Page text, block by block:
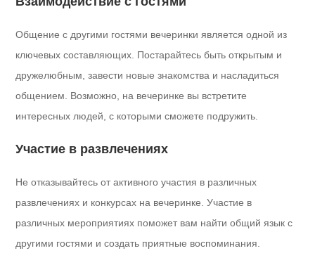
Общение с другими гостями вечеринки является одной из
ключевых составляющих. Постарайтесь быть открытым и
дружелюбным, завести новые знакомства и насладиться
общением. Возможно, на вечеринке вы встретите
интересных людей, с которыми сможете подружить.
Участие в развлечениях
Не отказывайтесь от активного участия в различных
развлечениях и конкурсах на вечеринке. Участие в
различных мероприятиях поможет вам найти общий язык с
другими гостями и создать приятные воспоминания.